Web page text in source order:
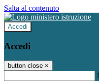
Salta al contenuto
Accedi
Accedi
button close ×